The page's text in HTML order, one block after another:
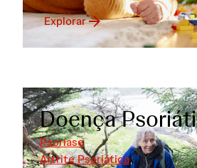
Explorar
Doença
Psoríase
Artrite Psoriática